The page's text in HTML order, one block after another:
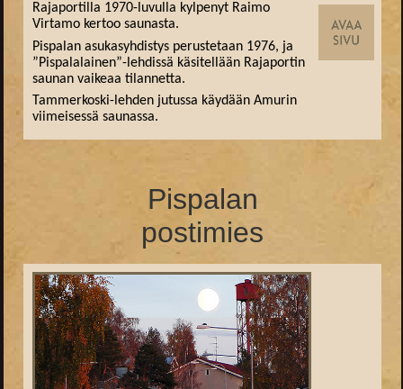
Rajaportilla 1970-luvulla kylpenyt Raimo
Virtamo kertoo saunasta.
Pispalan asukasyhdistys perustetaan 1976, ja
”Pispalalainen”-lehdissä käsitellään Rajaportin
saunan vaikeaa tilannetta.
Tammerkoski-lehden jutussa käydään Amurin
viimeisessä saunassa.
Pispalan
postimies